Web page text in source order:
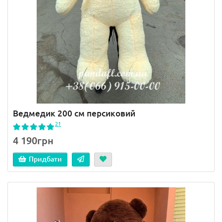
Ведмедик 200 см персиковий
21
4 190грн
Придбати